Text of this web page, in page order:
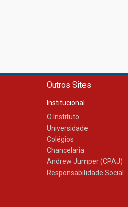
Outros Sites
Institucional
O Instituto
Universidade
Colégios
Chancelaria
Andrew Jumper (CPAJ)
Responsabilidade Social